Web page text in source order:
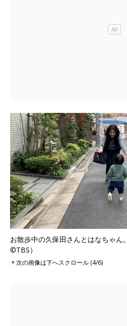
お散歩中の久保田さんとはなちゃん
©TBS）
▼次の画像は下へスクロール (4/6)